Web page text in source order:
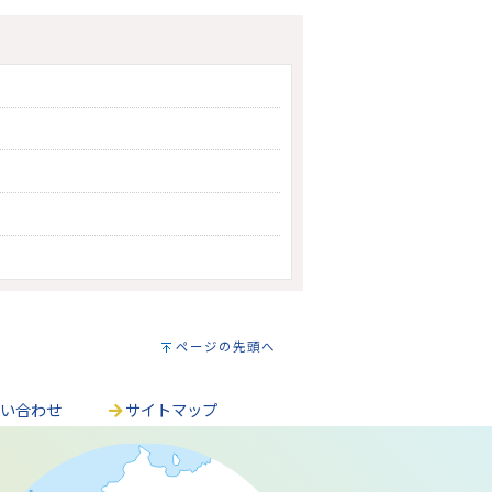
ページの先頭へ
合わせ サイトマップ